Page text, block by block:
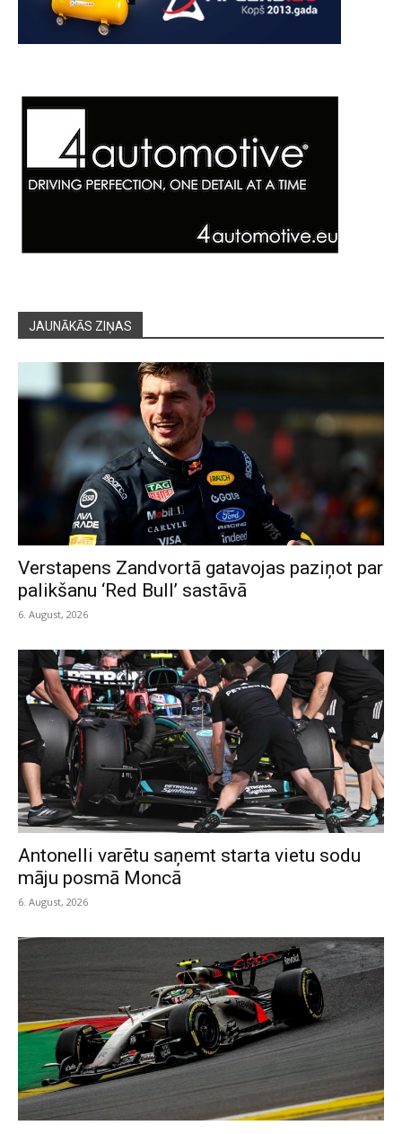
JAUNĀKĀS ZIŅAS
Verstapens Zandvortā gatavojas paziņot par
palikšanu ‘Red Bull’ sastāvā
6. August, 2026
Antonelli varētu saņemt starta vietu sodu
māju posmā Moncā
6. August, 2026